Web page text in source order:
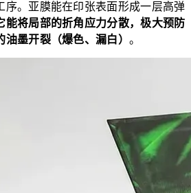
序。亚膜能在印张表面形成一层高弹
能将局部的折角应力分散，极大预防
油墨开裂（爆色、漏白）。